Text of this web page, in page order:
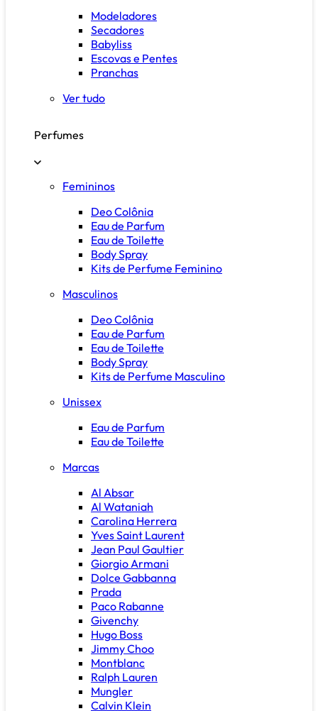
Modeladores
Secadores
Babyliss
Escovas e Pentes
Pranchas
Ver tudo
Perfumes
Femininos
Deo Colônia
Eau de Parfum
Eau de Toilette
Body Spray
Kits de Perfume Feminino
Masculinos
Deo Colônia
Eau de Parfum
Eau de Toilette
Body Spray
Kits de Perfume Masculino
Unissex
Eau de Parfum
Eau de Toilette
Marcas
Al Absar
Al Wataniah
Carolina Herrera
Yves Saint Laurent
Jean Paul Gaultier
Giorgio Armani
Dolce Gabbanna
Prada
Paco Rabanne
Givenchy
Hugo Boss
Jimmy Choo
Montblanc
Ralph Lauren
Mungler
Calvin Klein